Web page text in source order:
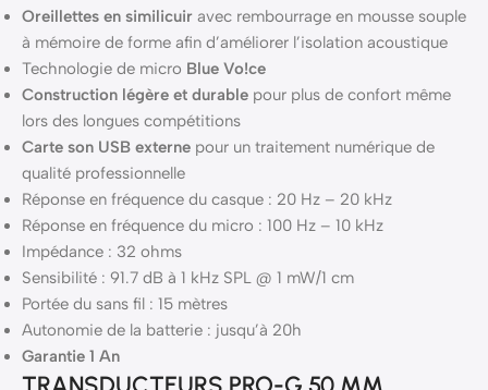
Oreillettes en similicuir avec rembourrage en mousse souple
à mémoire de forme afin d’améliorer l’isolation acoustique
Technologie de micro Blue Vo!ce
Construction légère et durable pour plus de confort même
lors des longues compétitions
Carte son USB externe pour un traitement numérique de
qualité professionnelle
Réponse en fréquence du casque : 20 Hz – 20 kHz
Réponse en fréquence du micro : 100 Hz – 10 kHz
Impédance : 32 ohms
Sensibilité : 91.7 dB à 1 kHz SPL @ 1 mW/1 cm
Portée du sans fil : 15 mètres
Autonomie de la batterie : jusqu’à 20h
Garantie 1 An